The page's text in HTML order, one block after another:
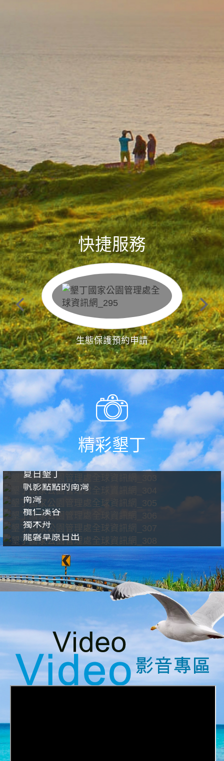
快捷服務
生態保護預約申請
精彩墾丁
夏日墾丁
帆影點點的南灣
南灣
欖仁溪谷
獨木舟
龍磐草原日出